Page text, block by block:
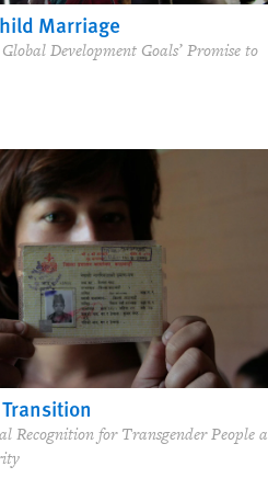
Marriage
Development Goals’ Promise to
Recognition for Transgender People a